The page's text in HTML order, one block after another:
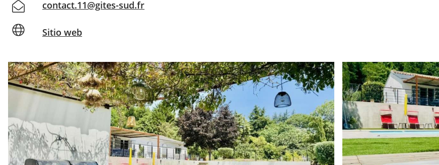
contact.11@gites-sud.fr
Sitio web